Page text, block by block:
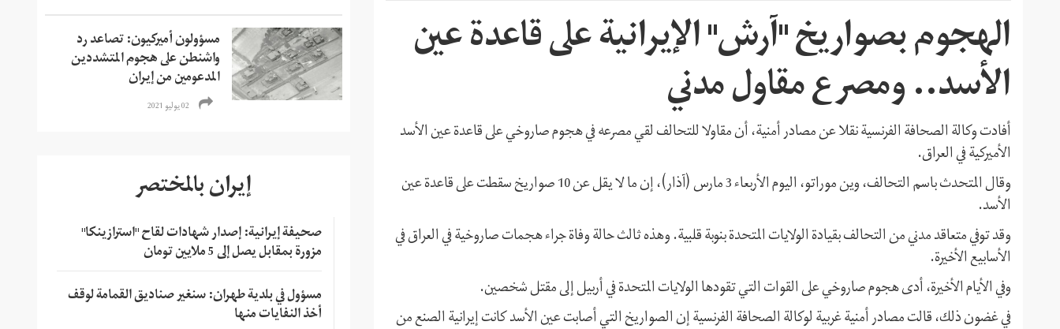
الهجوم بصواريخ "آرش" الإيرانية على قاعدة عين
الأسد.. ومصرع مقاول مدني
أفادت وكالة الصحافة الفرنسية نقلا عن مصادر أمنية، أن مقاولا للتحالف لقي مصرعه في هجوم صاروخي على قاعدة عين الأسد
الأميركية في العراق.
وقال المتحدث باسم التحالف، وين موراتو، اليوم الأربعاء 3 مارس (آذار)، إن ما لا يقل عن 10 صواريخ سقطت على قاعدة عين
الأسد.
وقد توفي متعاقد مدني من التحالف بقيادة الولايات المتحدة بنوبة قلبية. وهذه ثالث حالة وفاة جراء هجمات صاروخية في العراق في
الأسابيع الأخيرة.
وفي الأيام الأخيرة، أدى هجوم صاروخي على القوات التي تقودها الولايات المتحدة في أربيل إلى مقتل شخصين.
في غضون ذلك، قالت مصادر أمنية غربية لوكالة الصحافة الفرنسية إن الصواريخ التي أصابت عين الأسد كانت إيرانية الصنع من
مسؤولون أميركيون: تصاعد رد
واشنطن على هجوم المتشددين
المدعومين من إيران
02 يوليو 2021
إيران بالمختصر
صحيفة إيرانية: إصدار شهادات لقاح "استرازينكا"
مزورة بمقابل يصل إلى 5 ملايين تومان
مسؤول في بلدية طهران: سنغير صناديق القمامة لوقف
أخذ النفايات منها